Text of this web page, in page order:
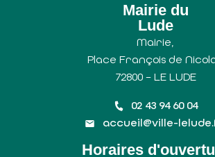
Mairie du
Lude
Mairie,
Place François de
72800 – LE LUDE
02 43 94 60 04
accueil@ville-
Horaires